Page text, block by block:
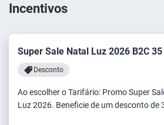
Incentivos
Super Sale Natal Luz 2026 B2C 35
Desconto
Ao escolher o Tarifário: Promo Super
Luz 2026. Beneficie de um desconto de